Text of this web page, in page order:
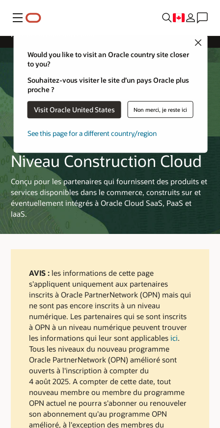
Menu
Would you like to visit an Oracle country site closer
to you?
Souhaitez-vous visiter le site d’un pays Oracle plus
proche ?
Visit Oracle United States Non merci, je reste ici
See this page for a different country/region
Niveau Construction Cloud
Conçu pour les partenaires qui fournissent des produits et
services disponibles dans le commerce, construits sur et
éventuellement intégrés à Oracle Cloud SaaS, PaaS et
IaaS.
Niveau Construction Cloud
AVIS : les informations de cette page
s'appliquent uniquement aux partenaires
inscrits à Oracle PartnerNetwork (OPN) mais qui
ne sont pas encore inscrits à un niveau
numérique. Les partenaires qui se sont inscrits
à OPN à un niveau numérique peuvent trouver
les informations qui leur sont applicables ici.
Tous les niveaux du nouveau programme
Oracle PartnerNetwork (OPN) amélioré sont
ouverts à l'inscription à compter du
4 août 2025. A compter de cette date, tout
nouveau membre ou membre du programme
OPN actuel ne pourra s'abonner ou renouveler
son abonnement qu'au programme OPN
amélioré, à l'exception des membres du